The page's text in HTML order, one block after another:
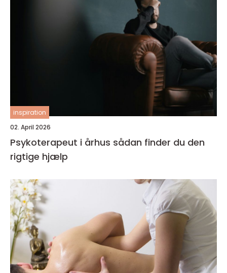
inspiration
02. April 2026
Psykoterapeut i århus sådan finder du den
rigtige hjælp